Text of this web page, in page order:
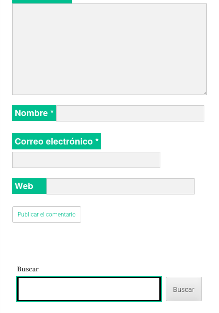
Nombre*
Correo electrónico*
Web
Buscar
Buscar